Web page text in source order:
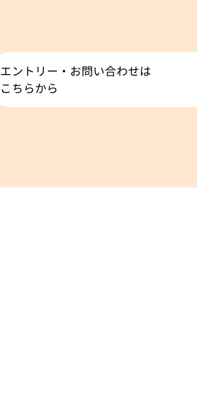
エントリー・お問い合わせは
こちらから